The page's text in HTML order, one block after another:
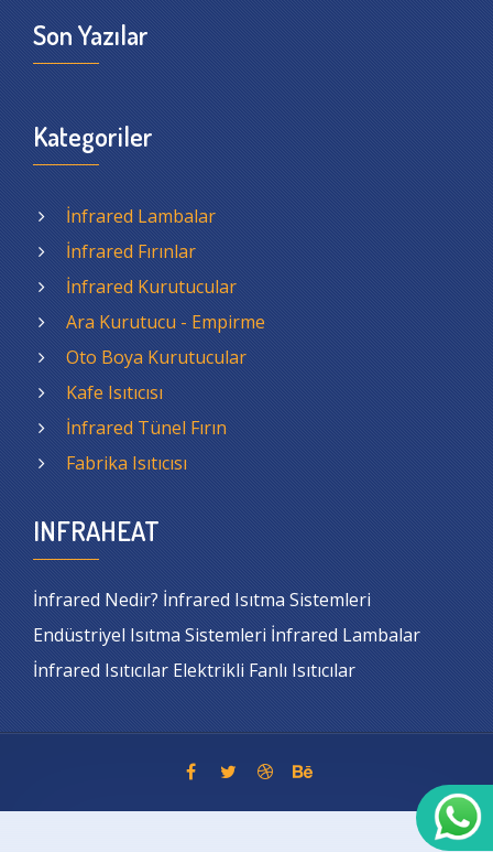
Son Yazılar
Kategoriler
İnfrared Lambalar
İnfrared Fırınlar
İnfrared Kurutucular
Ara Kurutucu - Empirme
Oto Boya Kurutucular
Kafe Isıtıcısı
İnfrared Tünel Fırın
Fabrika Isıtıcısı
INFRAHEAT
İnfrared Nedir? İnfrared Isıtma Sistemleri
Endüstriyel Isıtma Sistemleri İnfrared Lambalar
İnfrared Isıtıcılar Elektrikli Fanlı Isıtıcılar